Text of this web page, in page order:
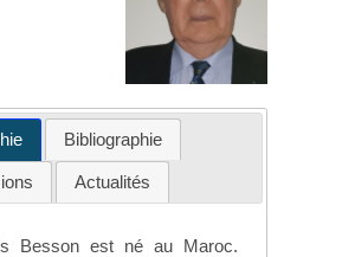
Bibliographie
Actualités
Besson est né au Maroc.